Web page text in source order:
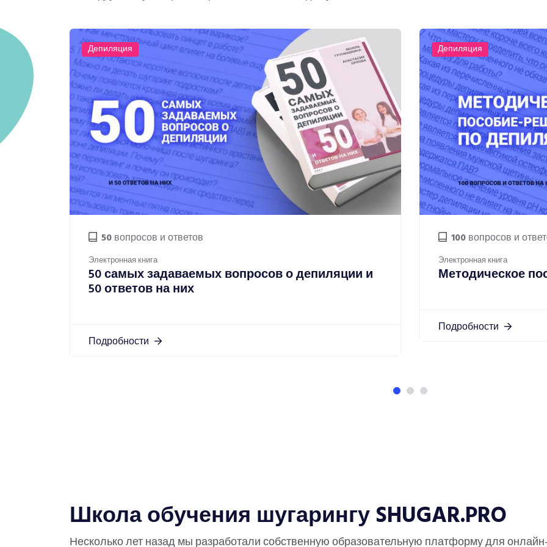
Депиляция
50вопросов и ответов
Электронная книга
50 самых задаваемых вопросов о депиляции и
50 ответов на них
Подробности
Депиляция
100вопросов и
Электронная книга
Методическое
Подробности
Школа обучения шугарингу SHUGAR.PRO
Несколько лет назад мы разработали собственную образовательную платформу для